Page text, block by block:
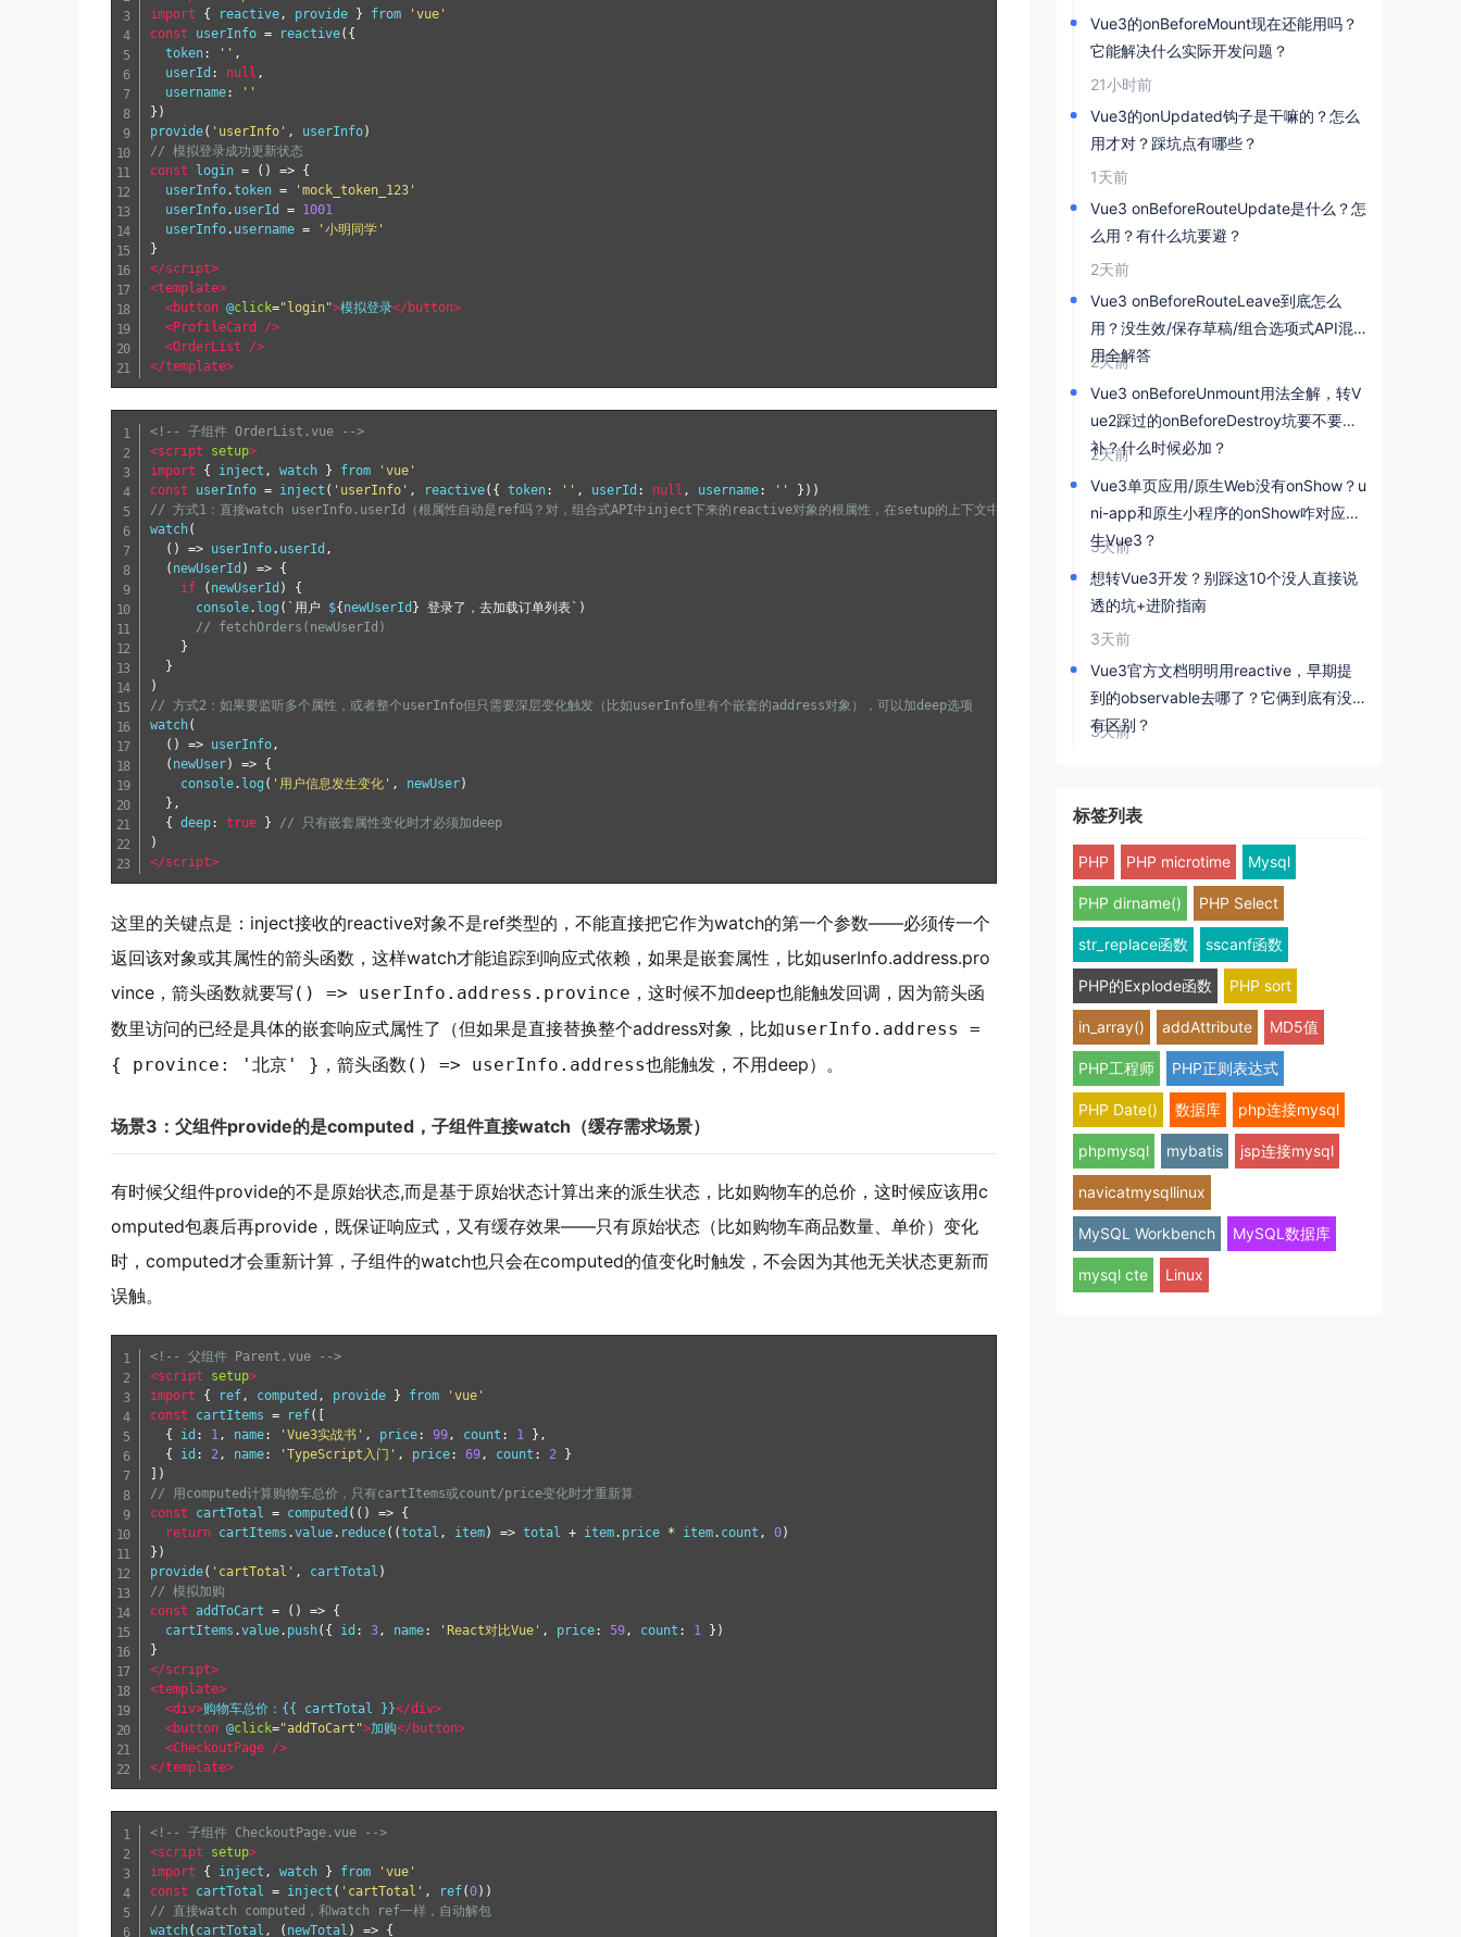
import
{ reactive, provide } from
'vue'
const userInfo = reactive({
  token
: '' ,
  userId
: null ,
  username
:
''
})
provide( 'userInfo' , userInfo)
// 模拟登录成功更新状态
const login = () => {
  userInfo
.token =
'mock_token_123'
  userInfo
. userId = 1001
  userInfo
. username =
'小明同学'
}
</script>
<template>
<button @click="login">模拟登录</button>
<ProfileCard
/>
<OrderList
/>
</template>
<!-- 子组件 OrderList.vue -->
<script
setup>
import
{ inject , watch } from
'vue'
const userInfo = inject ( 'userInfo' , reactive({ token: '' , userId : null , username: ''
}))
// 方式1：直接watch userInfo.userId（根属性自动是ref吗？对，组合式API中inject下来的reactive对象的根属性，在setup的上下文中已经是响应式的可以直接用，但watch时要传箭头函数）
watch(
()
=> userInfo. userId ,
( newUserId ) => {
if
( newUserId )
{
      console
. log (`用户 ${ newUserId } 登录了，去加载订单列表`)
// fetchOrders(newUserId)
}
}
)
// 方式2：如果要监听多个属性，或者整个userInfo但只需要深层变化触发（比如userInfo里有个嵌套的address对象），可以加deep选项
watch(
()
=> userInfo,
( newUser) => {
    console
. log ( '用户信息发生变化' , newUser)
},
{
deep: true }
// 只有嵌套属性变化时才必须加deep
)
</script>
这里的关键点是： inject接收的reactive对象不是ref类型的，不能直接把它作为watch的第一个参数——必须传一个
返回该对象或其属性的箭头函数，这样watch才能追踪到响应式依赖，如果是嵌套属性，比如userInfo.address.pro
vince，箭头函数就要写 () => userInfo.address.province ，这时候不加deep也能触发回调，因为箭头函
数里访问的已经是具体的嵌套响应式属性了（但如果是直接替换整个address对象，比如userInfo.address =
{ province: '北京' } ，箭头函数 () => userInfo.address也能触发，不用deep）。
场景3：父组件provide的是computed，子组件直接watch（缓存需求场景）
有时候父组件provide的不是原始状态,而是基于原始状态计算出来的派生状态，比如购物车的总价，这时候应该用c
omputed包裹后再provide，既保证响应式，又有缓存效果——只有原始状态（比如购物车商品数量、单价）变化
时，computed才会重新计算，子组件的watch也只会在computed的值变化时触发，不会因为其他无关状态更新而
误触。
<!-- 父组件 Parent.vue -->
<script
setup>
import
{ ref, computed , provide } from
'vue'
const cartItems = ref([
{
id : 1, name: 'Vue3实战书' , price: 99, count : 1
},
{
id : 2, name: 'TypeScript入门' , price: 69, count : 2
}
])
// 用computed计算购物车总价，只有cartItems或count/price变化时才重新算
const cartTotal = computed (() => {
return cartItems .value. reduce((total , item) => total + item. price * item. count , 0)
})
provide( 'cartTotal' , cartTotal )
// 模拟加购
const addToCart = () => {
  cartItems
.value. push({ id : 3, name: 'React对比Vue' , price: 59, count : 1
})
}
</script>
<template>
<div>购物车总价：{{ cartTotal }}</div>
<button @click="addToCart">加购</button>
<CheckoutPage />
</template>
<!-- 子组件 CheckoutPage.vue -->
<script
setup>
import
{ inject , watch } from
'vue'
const cartTotal = inject ( 'cartTotal' , ref(0))
// 直接watch computed，和watch ref一样，自动解包
watch( cartTotal , ( newTotal ) => {
Vue3的onBeforeMount现在还能用吗？
它能解决什么实际开发问题？
21小时前
Vue3的onUpdated钩子是干嘛的？怎么
用才对？踩坑点有哪些？
1天前
Vue3 onBeforeRouteUpdate是什么？怎
么用？有什么坑要避？
2天前
Vue3 onBeforeRouteLeave到底怎么
用？没生效/保存草稿/组合选项式API混
用全解答
2天前
Vue3 onBeforeUnmount用法全解，转V
ue2踩过的onBeforeDestroy坑要不要
补？什么时候必加？
2天前
Vue3单页应用/原生Web没有onShow？u
ni-app和原生小程序的onShow咋对应原
生Vue3？
3天前
想转Vue3开发？别踩这10个没人直接说
透的坑+进阶指南
3天前
Vue3官方文档明明用reactive，早期提
到的observable去哪了？它俩到底有没
有区别？
3天前
标签列表
PHP PHP microtime Mysql
PHP dirname() PHP Select
str_replace函数 sscanf函数
PHP的Explode函数 PHP sort
in_array() addAttribute MD5值
PHP工程师 PHP正则表达式
PHP Date() 数据库 php连接mysql
phpmysql mybatis jsp连接mysql
navicatmysqllinux
MySQL Workbench MySQL数据库
mysql cte Linux